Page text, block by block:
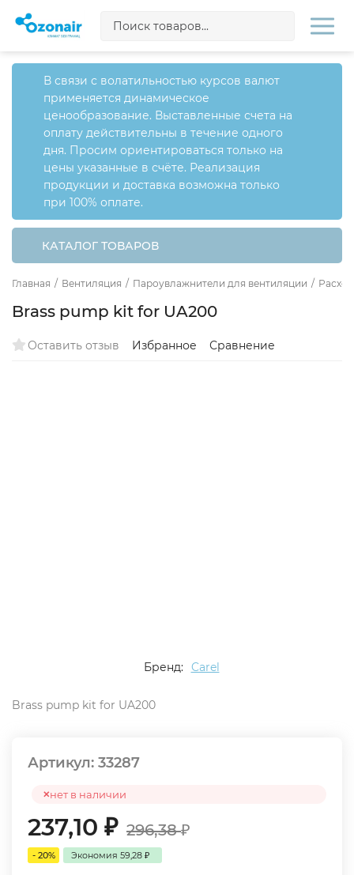
В связи с волатильностью курсов валют
применяется динамическое
ценообразование. Выставленные счета на
оплату действительны в течение одного
дня. Просим ориентироваться только на
цены указанные в счёте. Реализация
продукции и доставка возможна только
при 100% оплате.
КАТАЛОГ ТОВАРОВ
Главная / Вентиляция / Пароувлажнители для вентиляции /
Brass pump kit for UA200
Оставить отзыв Избранное Сравнение
Бренд: Carel
Brass pump kit for UA200
Артикул: 33287
нет в наличии
237,10 ₽ 296,38₽
- 20% Экономия 59,28 ₽